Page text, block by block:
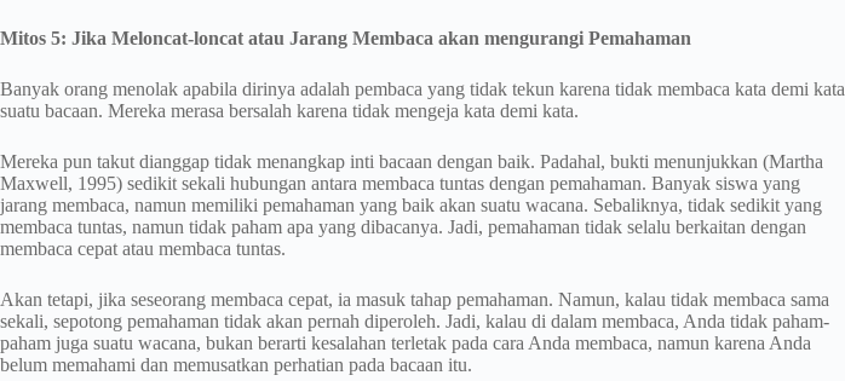
Mitos 5: Jika Meloncat-loncat atau Jarang Membaca akan mengurangi Pemahaman
Banyak orang menolak apabila dirinya adalah pembaca yang tidak tekun karena tidak membaca kata demi kata
suatu bacaan. Mereka merasa bersalah karena tidak mengeja kata demi kata.
Mereka pun takut dianggap tidak menangkap inti bacaan dengan baik. Padahal, bukti menunjukkan (Martha
Maxwell, 1995) sedikit sekali hubungan antara membaca tuntas dengan pemahaman. Banyak siswa yang
jarang membaca, namun memiliki pemahaman yang baik akan suatu wacana. Sebaliknya, tidak sedikit yang
membaca tuntas, namun tidak paham apa yang dibacanya. Jadi, pemahaman tidak selalu berkaitan dengan
membaca cepat atau membaca tuntas.
Akan tetapi, jika seseorang membaca cepat, ia masuk tahap pemahaman. Namun, kalau tidak membaca sama
sekali, sepotong pemahaman tidak akan pernah diperoleh. Jadi, kalau di dalam membaca, Anda tidak paham-
paham juga suatu wacana, bukan berarti kesalahan terletak pada cara Anda membaca, namun karena Anda
belum memahami dan memusatkan perhatian pada bacaan itu.